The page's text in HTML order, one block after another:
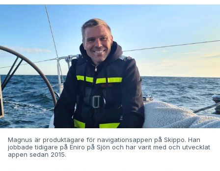
Magnus är produktägare för navigationsappen på Skippo. Han
jobbade tidigare på Eniro på Sjön och har varit med och utvecklat
appen sedan 2015.